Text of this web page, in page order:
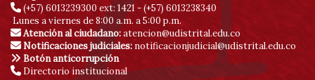
(+57) 6013239300 ext: 1421 - (+57) 6013238340
Lunes a viernes de 8:00 a.m. a 5:00 p.m.
Atención al ciudadano:atencion@udistrital.edu.co
Notificaciones judiciales: notificacionjudicial@udistrital.edu.co
Botón anticorrupción
Directorio institucional